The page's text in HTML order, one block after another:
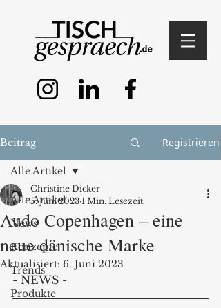
Beitrag Registrieren
Alle Artikel
News
Konzepte
Trends
Produkte
Alle Artikel
Audo Copenhagen – eine
neue dänische Marke
Christine Dicker
5. Juni 2023 1 Min. Lesezeit
Aktualisiert: 6. Juni 2023
- NEWS -